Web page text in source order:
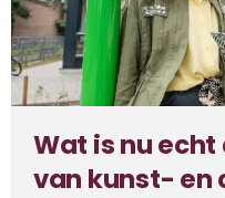
Wat is nu
van kunst- en